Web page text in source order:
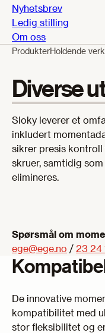
Nyhetsbrev
Ledig stilling
Om oss
ProdukterHoldende
Diverse
Sloky leverer et
inkludert
sikrer presis
skruer, samtidig
elimineres.
Spørsmål om
ege@ege.no / 23 24
De innovative
kompatibilitet med
stor fleksibilitet og